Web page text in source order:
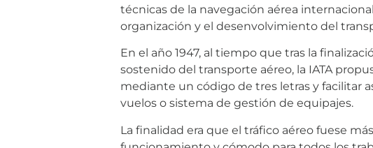
técnicas de la navegación aérea
organización y el desenvolvimiento del
En el año 1947, al tiempo que tras la
sostenido del transporte aéreo, la IATA
mediante un código de tres letras y facilitar
vuelos o sistema de gestión de equipajes.
La finalidad era que el tráfico aéreo fuese